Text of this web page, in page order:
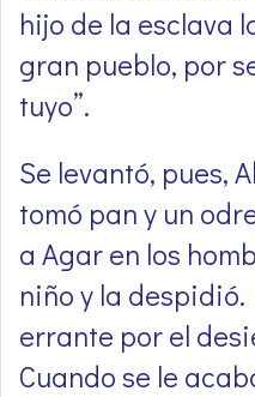
hijo de la esclava
gran pueblo, por
tuyo”.
Se levantó, pues,
tomó pan y un
a Agar en los
niño y la despidió.
errante por el
Cuando se le